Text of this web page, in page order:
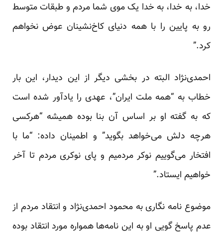
خدا، به خدا، به خدا یک موی شما مردم و طبقات متوسط
رو به پایین را با همه‌ دنیای کاخ‌نشینان عوض نخواهم
کرد.”
احمدی‌نژاد البته در بخشی دیگر از این دیدار، این بار
خطاب به “همه ملت ایران”، عهدی را یادآور شده است
که به گفته او بر اساس آن بنا بوده همیشه “هرکسی
هرچه دلش می‌خواهد بگوید” و اطمینان داده: “ما با
افتخار می‌گوییم نوکر مردمیم و پای نوکری مردم تا آخر
خواهیم ایستاد.”
موضوع نامه نگاری به محمود احمدی‌نژاد و انتقاد مردم از
عدم پاسخ گویی او به این نامه‌ها همواره مورد انتقاد بوده